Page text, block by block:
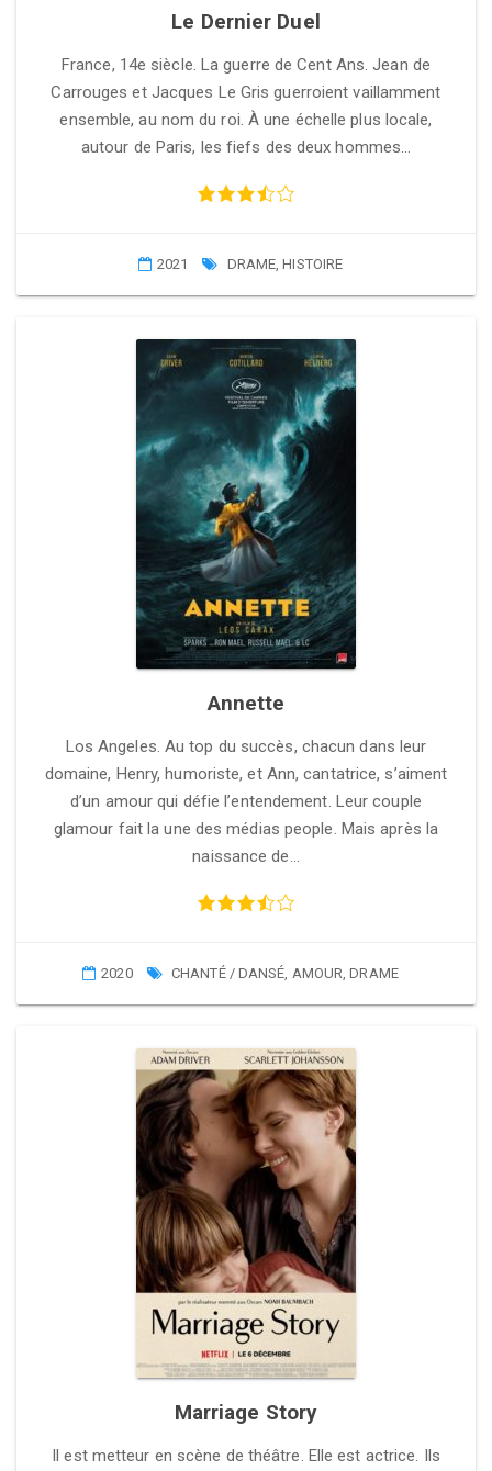
Le Dernier Duel
France, 14e siècle. La guerre de Cent Ans. Jean de
Carrouges et Jacques Le Gris guerroient vaillamment
ensemble, au nom du roi. À une échelle plus locale,
autour de Paris, les fiefs des deux hommes…
2021 DRAME,HISTOIRE
Annette
Los Angeles. Au top du succès, chacun dans leur
domaine, Henry, humoriste, et Ann, cantatrice, s’aiment
d’un amour qui défie l’entendement. Leur couple
glamour fait la une des médias people. Mais après la
naissance de…
2020 CHANTÉ / DANSÉ, AMOUR,DRAME
Marriage Story
Il est metteur en scène de théâtre. Elle est actrice. Ils